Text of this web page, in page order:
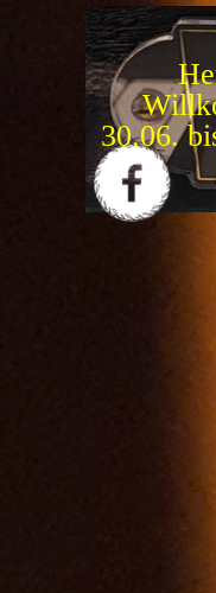
Direkt zum Seiteninhalt
15.09. bi